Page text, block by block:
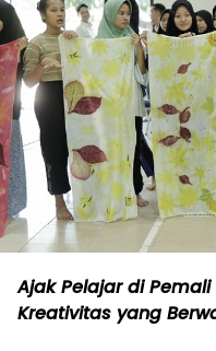
Ajak Pelajar di
Kreativitas yang